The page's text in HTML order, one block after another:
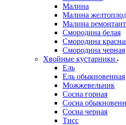
Малина
Малина
Малина
Смородина белая
Смородина
Смородина черная
Хвойные кустарники
Ель
Ель обыкновенная
Можжевельник
Сосна горная
Сосна
Сосна черная
Тисс